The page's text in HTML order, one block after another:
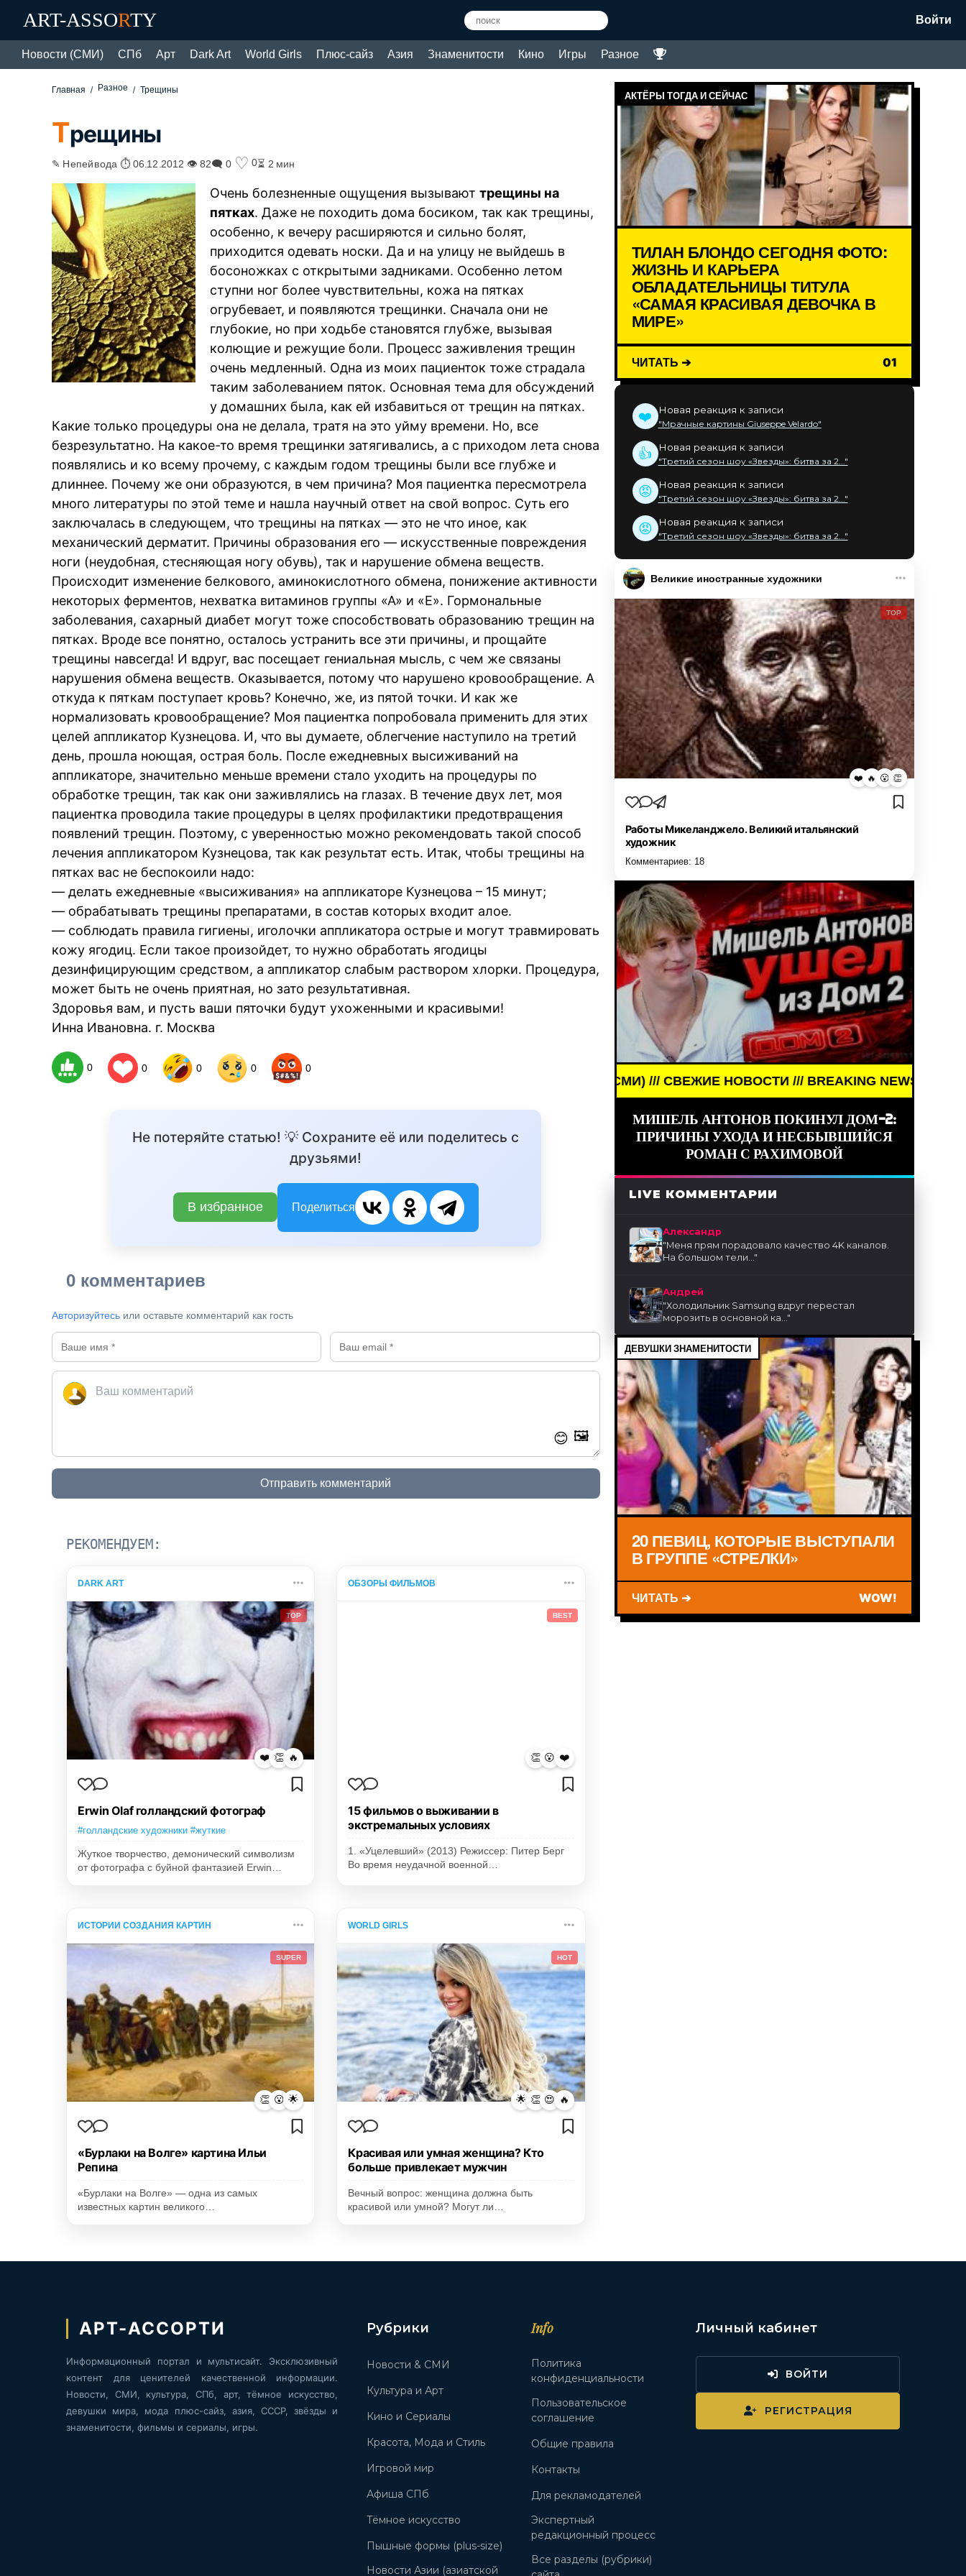
ART-ASSORTY Войти
Новости (СМИ) СПб Арт Dark Art World Girls Плюс-сайз Азия Знаменитости Кино Игры Разное
Главная Разное Трещины
Трещины
✎ Непейвода ⏱ 06.12.2012 👁 82🗨 0 ♡ 0⏳ 2 мин
Очень болезненные ощущения вызываюттрещины на
пятках. Даже не походить дома босиком, так как трещины,
особенно, к вечеру расширяются и сильно болят,
приходится одевать носки. Да и на улицу не выйдешь в
босоножках с открытыми задниками. Особенно летом
ступни ног более чувствительны, кожа на пятках
огрубевает, и появляются трещинки. Сначала они не
глубокие, но при ходьбе становятся глубже, вызывая
колющие и режущие боли. Процесс заживления трещин
очень медленный. Одна из моих пациенток тоже страдала
таким заболеванием пяток. Основная тема для обсуждений
у домашних была, как ей избавиться от трещин на пятках.
Какие только процедуры она не делала, тратя на это уйму времени. Но, все
безрезультатно. На какое-то время трещинки затягивались, а с приходом лета снова
появлялись и ко всему прочему, с каждым годом трещины были все глубже и
длиннее. Почему же они образуются, в чем причина? Моя пациентка пересмотрела
много литературы по этой теме и нашла научный ответ на свой вопрос. Суть его
заключалась в следующем, что трещины на пятках — это не что иное, как
механический дерматит. Причины образования его — искусственные повреждения
ноги (неудобная, стесняющая ногу обувь), так и нарушение обмена веществ.
Происходит изменение белкового, аминокислотного обмена, понижение активности
некоторых ферментов, нехватка витаминов группы «А» и «Е». Гормональные
заболевания, сахарный диабет могут тоже способствовать образованию трещин на
пятках. Вроде все понятно, осталось устранить все эти причины, и прощайте
трещины навсегда! И вдруг, вас посещает гениальная мысль, с чем же связаны
нарушения обмена веществ. Оказывается, потому что нарушено кровообращение. А
откуда к пяткам поступает кровь? Конечно, же, из пятой точки. И как же
нормализовать кровообращение? Моя пациентка попробовала применить для этих
целей аппликатор Кузнецова. И, что вы думаете, облегчение наступило на третий
день, прошла ноющая, острая боль. После ежедневных высиживаний на
аппликаторе, значительно меньше времени стало уходить на процедуры по
обработке трещин, так как они заживлялись на глазах. В течение двух лет, моя
пациентка проводила такие процедуры в целях профилактики предотвращения
появлений трещин. Поэтому, с уверенностью можно рекомендовать такой способ
лечения аппликатором Кузнецова, так как результат есть. Итак, чтобы трещины на
пятках вас не беспокоили надо:
— делать ежедневные «высиживания» на аппликаторе Кузнецова – 15 минут;
— обрабатывать трещины препаратами, в состав которых входит алое.
— соблюдать правила гигиены, иголочки аппликатора острые и могут травмировать
кожу ягодиц. Если такое произойдет, то нужно обработать ягодицы
дезинфицирующим средством, а аппликатор слабым раствором хлорки. Процедура,
может быть не очень приятная, но зато результативная.
Здоровья вам, и пусть ваши пяточки будут ухоженными и красивыми!
Инна Ивановна. г. Москва
0 0 0 0 0
Не потеряйте статью! 💡 Сохраните её или поделитесь с
друзьями!
В избранное Поделиться
0 комментариев
Авторизуйтесь или оставьте комментарий как гость
😊 🖼️
Отправить комментарий
РЕКОМЕНДУЕМ:
DARK ART
TOP
❤️ 👏 🔥
Erwin Olaf голландский фотограф
#голландские художники #жуткие
Жуткое творчество, демонический символизм
от фотографа с буйной фантазией Erwin…
ОБЗОРЫ ФИЛЬМОВ
BEST
👏 😮 ❤️
15 фильмов о выживании в
экстремальных условиях
1. «Уцелевший» (2013) Режиссер: Питер Берг
Во время неудачной военной…
ИСТОРИИ СОЗДАНИЯ КАРТИН
SUPER
👏 😮 🌟
«Бурлаки на Волге» картина Ильи
Репина
«Бурлаки на Волге» — одна из самых
известных картин великого…
WORLD GIRLS
HOT
🌟 👏 😍 🔥
Красивая или умная женщина? Кто
больше привлекает мужчин
Вечный вопрос: женщина должна быть
красивой или умной? Могут ли…
АКТЁРЫ ТОГДА И СЕЙЧАС
ТИЛАН БЛОНДО СЕГОДНЯ ФОТО:
ЖИЗНЬ И КАРЬЕРА
ОБЛАДАТЕЛЬНИЦЫ ТИТУЛА
«САМАЯ КРАСИВАЯ ДЕВОЧКА В
МИРЕ»
ЧИТАТЬ ➔ 01
❤️ Новая реакция к записи
"Мрачные картины Giuseppe Velardo"
👍 Новая реакция к записи
"Третий сезон шоу «Звезды»: битва за 2..."
😡 Новая реакция к записи
"Третий сезон шоу «Звезды»: битва за 2..."
😡 Новая реакция к записи
"Третий сезон шоу «Звезды»: битва за 2..."
Великие иностранные художники
TOP
❤️ 🔥 😮 👏
Работы Микеланджело. Великий итальянский
художник
Комментариев: 18
BREAKING NEWS /// НОВОСТИ (СМИ) /// СВЕЖИЕ НОВОСТИ /// BREAKING NEWS /// НОВОСТИ
МИШЕЛЬ АНТОНОВ ПОКИНУЛ ДОМ-2:
ПРИЧИНЫ УХОДА И НЕСБЫВШИЙСЯ
РОМАН С РАХИМОВОЙ
LIVE КОММЕНТАРИИ
Александр
"Меня прям порадовало качество 4K каналов.
На большом тели..."
Андрей
"Холодильник Samsung вдруг перестал
морозить в основной ка..."
ДЕВУШКИ ЗНАМЕНИТОСТИ
20 ПЕВИЦ, КОТОРЫЕ ВЫСТУПАЛИ
В ГРУППЕ «СТРЕЛКИ»
ЧИТАТЬ ➔ WOW!
АРТ-АССОРТИ
Информационный портал и мультисайт. Эксклюзивный
контент для ценителей качественной информации.
Новости, СМИ, культура, СПб, арт, тёмное искусство,
девушки мира, мода плюс-сайз, азия, СССР, звёзды и
знаменитости, фильмы и сериалы, игры.
Рубрики
Новости & СМИ
Культура и Арт
Кино и Сериалы
Красота, Мода и Стиль
Игровой мир
Афиша СПб
Тёмное искусство
Пышные формы (plus-size)
Новости Азии (азиатской
Info
Политика
конфиденциальности
Пользовательское
соглашение
Общие правила
Контакты
Для рекламодателей
Экспертный
редакционный процесс
Все разделы (рубрики)
Личный кабинет
ВОЙТИ
РЕГИСТРАЦИЯ